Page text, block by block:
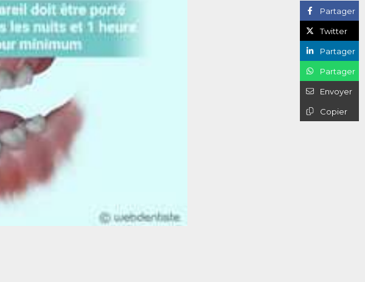
Partager
Twitter
Partager
Partager
Envoyer
Copier